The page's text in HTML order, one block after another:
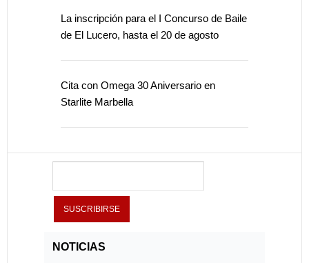
La inscripción para el I Concurso de Baile
de El Lucero, hasta el 20 de agosto
Cita con Omega 30 Aniversario en
Starlite Marbella
NOTICIAS